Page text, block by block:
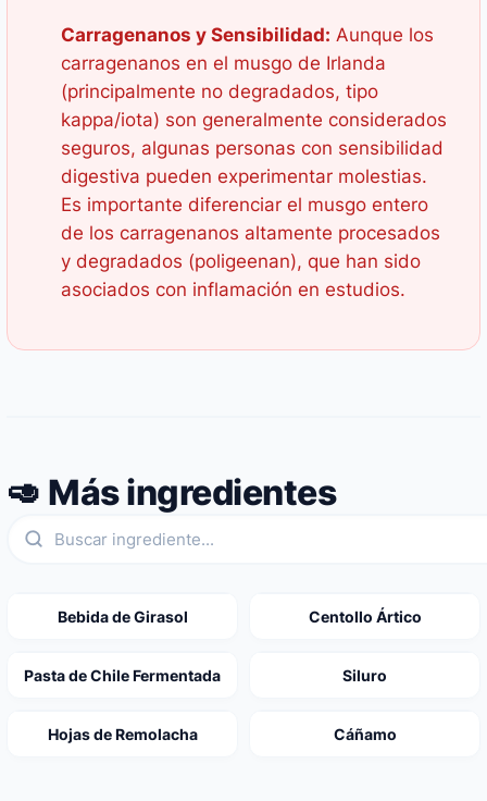
Carragenanos y Sensibilidad: Aunque los
carragenanos en el musgo de Irlanda
(principalmente no degradados, tipo
kappa/iota) son generalmente considerados
seguros, algunas personas con sensibilidad
digestiva pueden experimentar molestias.
Es importante diferenciar el musgo entero
de los carragenanos altamente procesados
y degradados (poligeenan), que han sido
asociados con inflamación en estudios.
🥑 Más ingredientes
Bebida de Girasol Centollo Ártico
Pasta de Chile Fermentada Siluro
Hojas de Remolacha Cáñamo